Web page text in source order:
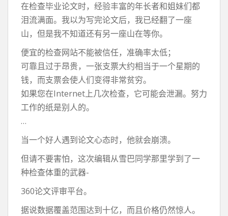
在检查毕业论文时，经验丰富的年长者和姐妹们都
泪流满面。我以为写完论文后，我已经翻了一座
山，但是我不知道还有另一座山在等你。
便宜的检查网站不能被信任，准确率太低；
可靠且过于昂贵，一张支票大约相当于一个星期的
钱，而支票会使人们变得非常贫穷。
如果您在Internet上几次检查，它可能会泄漏。努力
工作的纸是别人的。
…
当一个好人遇到论文心态时，他就会崩溃。
但请不要害怕，这次编辑从雪巴同学那里学到了一
种检查体重的武器-
360论文评审平台。
据说数据覆盖范围达到十亿，而且价格仍然惊人。